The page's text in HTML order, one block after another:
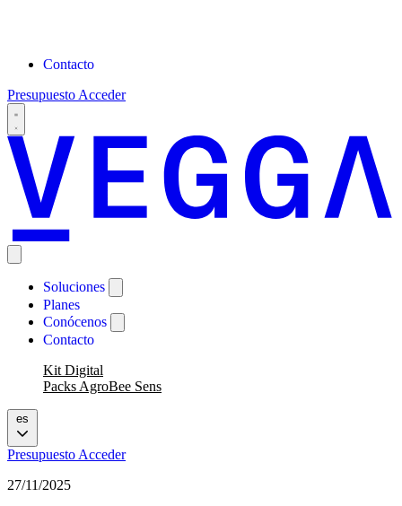
Contacto
PresupuestoAcceder
Soluciones
Planes
Conócenos
Contacto
Kit Digital
Packs AgroBee Sens
es
Presupuesto Acceder
27/11/2025